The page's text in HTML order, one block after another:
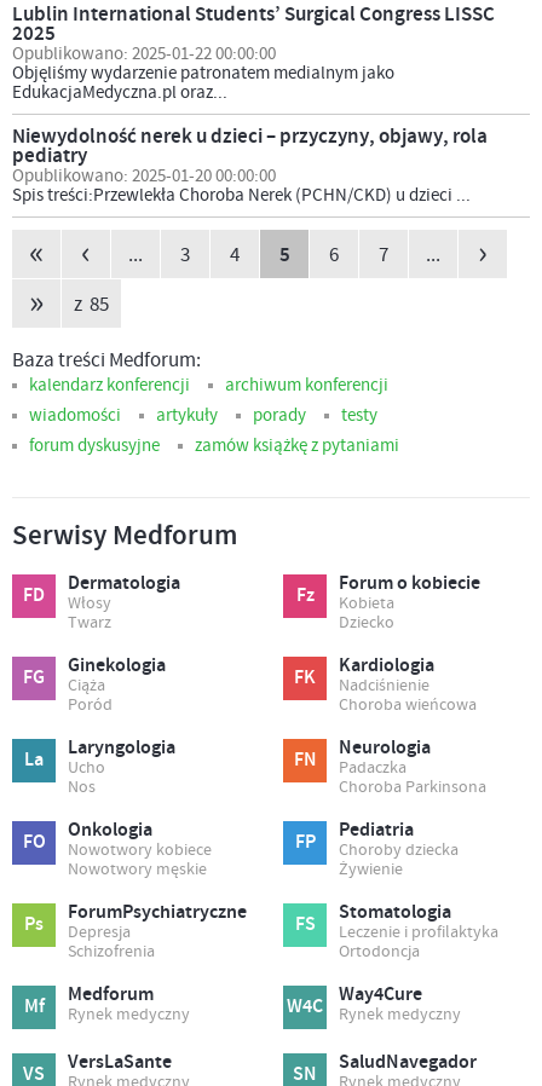
Lublin International Students’ Surgical Congress LISSC
2025
Opublikowano: 2025-01-22 00:00:00
Objęliśmy wydarzenie patronatem medialnym jako
EdukacjaMedyczna.pl oraz...
Niewydolność nerek u dzieci – przyczyny, objawy, rola
pediatry
Opublikowano: 2025-01-20 00:00:00
Spis treści:Przewlekła Choroba Nerek (PCHN/CKD) u dzieci ...
« ‹ ... 3 4 5 6 7 ...
›
»
z 85
Baza treści Medforum:
kalendarz konferencji
archiwum konferencji
wiadomości
artykuły porady
testy
forum dyskusyjne
zamów książkę z pytaniami
Serwisy Medforum
FD Dermatologia
Włosy
Twarz
Fz Forum o kobiecie
Kobieta
Dziecko
FG Ginekologia
Ciąża
Poród
FK Kardiologia
Nadciśnienie
Choroba wieńcowa
La Laryngologia
Ucho
Nos
FN Neurologia
Padaczka
Choroba Parkinsona
FO Onkologia
Nowotwory kobiece
Nowotwory męskie
FP Pediatria
Choroby dziecka
Żywienie
Ps ForumPsychiatryczne
Depresja
Schizofrenia
FS Stomatologia
Leczenie i profilaktyka
Ortodoncja
Mf Medforum
Rynek medyczny W4C Way4Cure
Rynek medyczny
VS VersLaSante SN SaludNavegador